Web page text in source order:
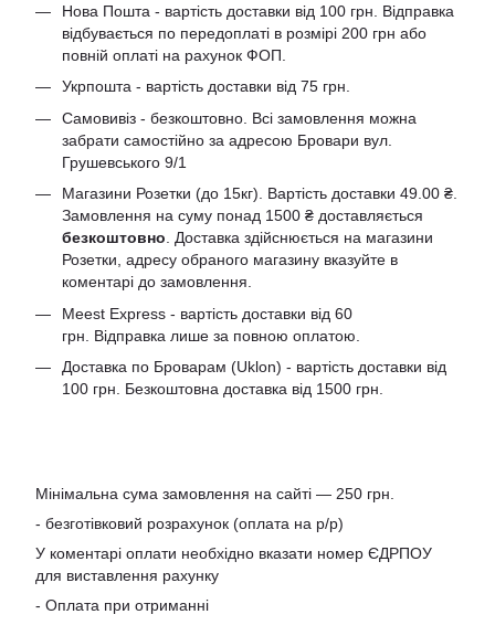
Нова Пошта - вартість доставки від 100 грн. Відправка
відбувається по передоплаті в розмірі 200 грн або
повній оплаті на рахунок ФОП.
Укрпошта - вартість доставки від 75 грн.
Самовивіз - безкоштовно. Всі замовлення можна
забрати самостійно за адресою Бровари вул.
Грушевського 9/1
Магазини Розетки (до 15кг). Вартість доставки 49.00 ₴.
Замовлення на суму понад 1500 ₴ доставляється
безкоштовно . Доставка здійснюється на магазини
Розетки, адресу обраного магазину вказуйте в
коментарі до замовлення.
Meest Express - вартість доставки від 60
грн. Відправка лише за повною оплатою.
Доставка по Броварам (Uklon) - вартість доставки від
100 грн. Безкоштовна доставка від 1500 грн.
Мінімальна сума замовлення на сайті — 250 грн.
- безготівковий розрахунок (оплата на р/р)
У коментарі оплати необхідно вказати номер ЄДРПОУ
для виставлення рахунку
- Оплата при отриманні